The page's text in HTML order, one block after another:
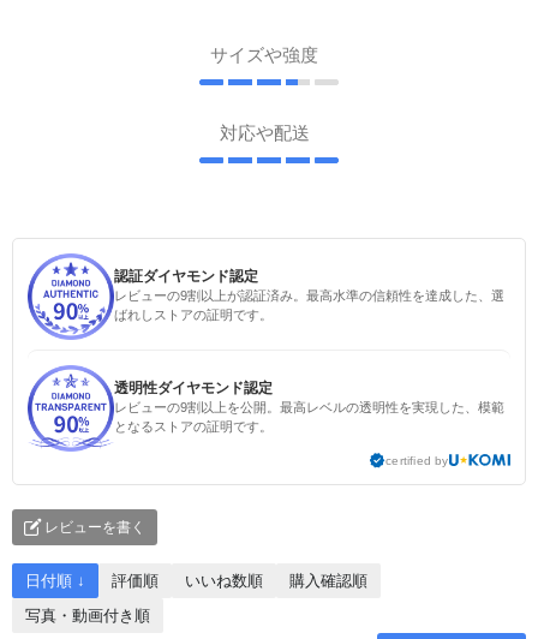
サイズや強度
対応や配送
認証ダイヤモンド認定
レビューの9割以上が認証済み。最高水準の信頼性を達成した、選
ばれしストアの証明です。
透明性ダイヤモンド認定
レビューの9割以上を公開。最高レベルの透明性を実現した、模範
となるストアの証明です。
certified by
レビューを書く
日付順 ↓ 評価順 いいね数順
購入確認順
写真・動画付き順